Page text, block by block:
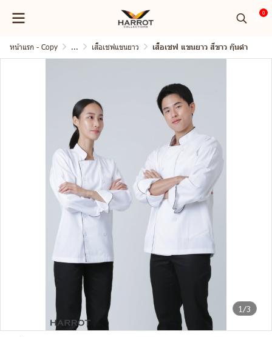
0
หน้าแรก - Copy ... เสื้อเชฟแขนยาว เสื้อเชฟ แขนยาว สีขาว กุ๊นดำ
1/3